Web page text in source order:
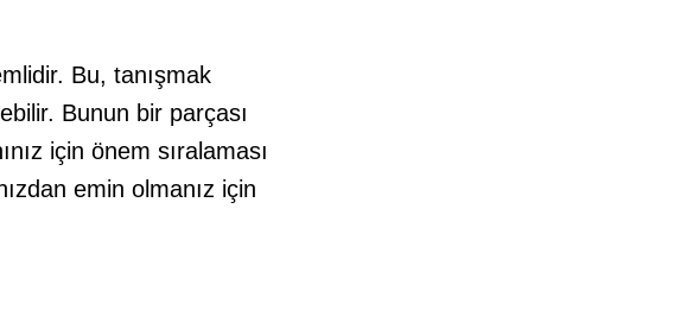
Bu, tanışmak
Bunun bir parçası
için önem sıralaması
emin olmanız için